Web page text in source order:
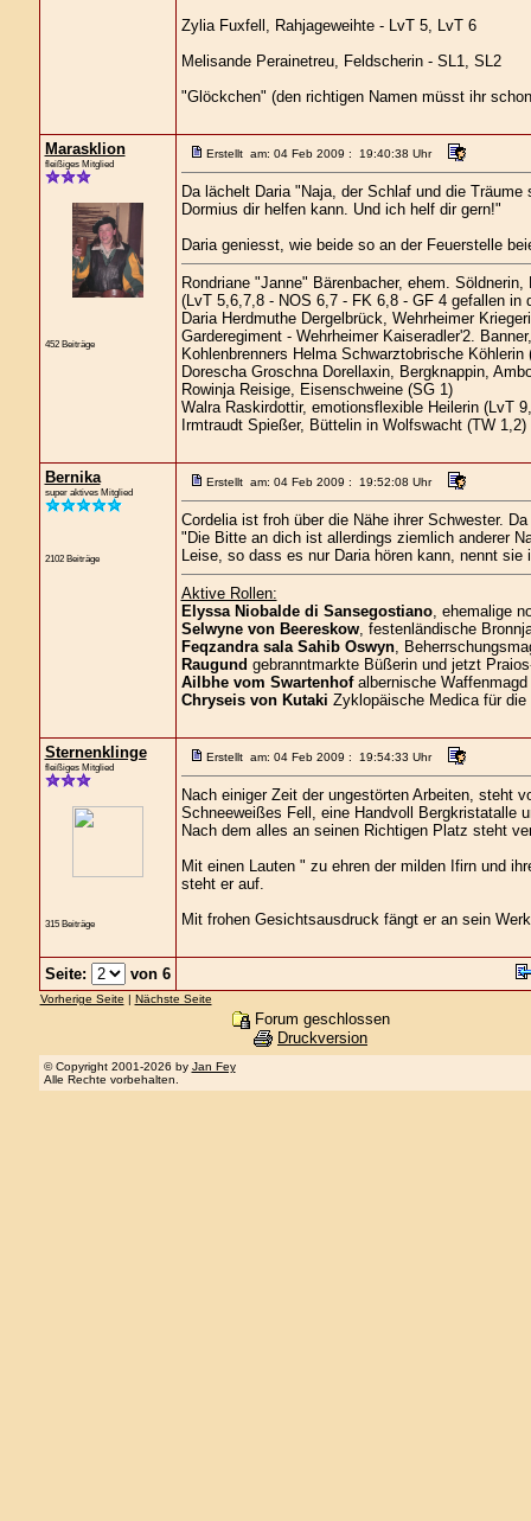
Zylia Fuxfell, Rahjageweihte - LvT 5, LvT 6
Melisande Perainetreu, Feldscherin - SL1, SL2
"Glöckchen" (den richtigen Namen müsst ihr
Marasklion
fleißiges Mitglied
452 Beiträge
Erstellt am: 04 Feb 2009 : 19:40:38 Uhr
Da lächelt Daria "Naja, der Schlaf und die
Dormius dir helfen kann. Und ich helf dir gern!"
Daria geniesst, wie beide so an der Feuerstelle
Rondriane "Janne" Bärenbacher, ehem.
(LvT 5,6,7,8 - NOS 6,7 - FK 6,8 - GF 4 gefallen in
Daria Herdmuthe Dergelbrück, Wehrheimer
Garderegiment - Wehrheimer Kaiseradler'2.
Kohlenbrenners Helma Schwarztobrische Köhlerin
Dorescha Groschna Dorellaxin, Bergknappin,
Rowinja Reisige, Eisenschweine (SG 1)
Walra Raskirdottir, emotionsflexible Heilerin (LvT
Irmtraudt Spießer, Büttelin in Wolfswacht (TW 1,2)
Bernika
super aktives Mitglied
2102 Beiträge
Erstellt am: 04 Feb 2009 : 19:52:08 Uhr
Cordelia ist froh über die Nähe ihrer Schwester.
"Die Bitte an dich ist allerdings ziemlich anderer
Leise, so dass es nur Daria hören kann, nennt sie
Aktive Rollen:
Elyssa Niobalde di Sansegostiano, ehemalige
Selwyne von Beereskow, festenländische
Feqzandra sala Sahib Oswyn,
Raugund gebranntmarkte Büßerin und jetzt
Ailbhe vom Swartenhofalbernische Waffenmagd
Chryseis von Kutaki Zyklopäische Medica für
Sternenklinge
fleißiges Mitglied
315 Beiträge
Erstellt am: 04 Feb 2009 : 19:54:33 Uhr
Nach einiger Zeit der ungestörten Arbeiten, steht
Schneeweißes Fell, eine Handvoll Bergkristatalle
Nach dem alles an seinen Richtigen Platz steht
Mit einen Lauten " zu ehren der milden Ifirn und
steht er auf.
Mit frohen Gesichtsausdruck fängt er an sein
Seite: von 6
Vorherige Seite | Nächste Seite
Forum geschlossen
Druckversion
© Copyright 2001-2026 by Jan Fey
Alle Rechte vorbehalten.